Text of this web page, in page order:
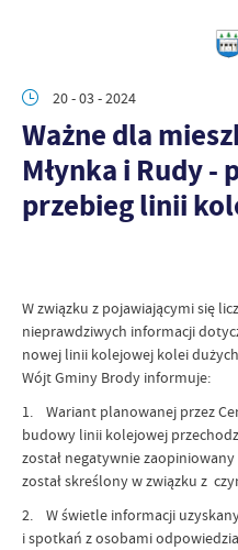
20 - 03 - 2024
Ważne dla
Młynka i Rudy -
przebieg linii
W związku z pojawiającymi się
nieprawdziwych informacji
nowej linii kolejowej kolei
Wójt Gminy Brody informuje:
1. Wariant planowanej przez
budowy linii kolejowej
został negatywnie
został skreślony w związku z
2. W świetle informacji
i spotkań z osobami